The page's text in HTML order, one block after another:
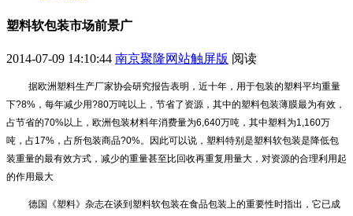
塑料软包装市场前景广
2014-07-09 14:10:44 南京聚隆网站触屏版 阅读
据欧洲塑料生产厂家协会研究报告表明，近十年，用于包装的塑料平均重量
下?8%，每年减少用?80万吨以上，节省了资源，其中的塑料包装薄膜最为有效，
占节省的70%以上，欧洲包装材料年消费量为6,640万吨，其中塑料为1,160万
吨，占17%，占所包装商品?0%。因此可以说，塑料特别是塑料软包装是降低包
装重量的最有效方式，减少的重量甚至比回收再重复用量大，对资源的合理利用起
的作用最大
德国《塑料》杂志在谈到塑料软包装在食品包装上的重要性时指出，它已成